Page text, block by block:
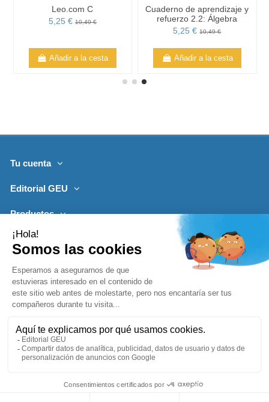
Añadir a la cesta
Comprar ya
Leo.com C
5,25 € 10,49 €
Añadir a la cesta
Cuaderno de aprendizaje y
refuerzo 2.2: Álgebra
5,25 €10,49 €
Añadir a la cesta
Tu cuenta
Editorial GEU
Productos
Lo más leído
Síguenos
1996-2026, desarrollado porEditorialgeu.com©